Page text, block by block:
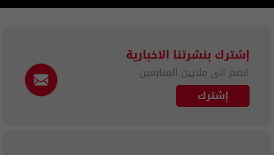
إشترك بنشرتنا الاخبارية
انضم الى ملايين المتابعين
إشترك